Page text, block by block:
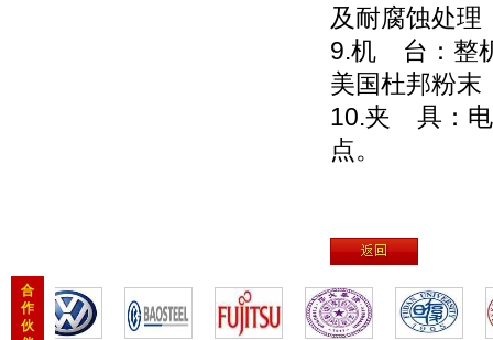
及耐腐蚀处理
9.机 台：整
美国杜邦粉末
10.夹 具：电
点。
合
作
伙